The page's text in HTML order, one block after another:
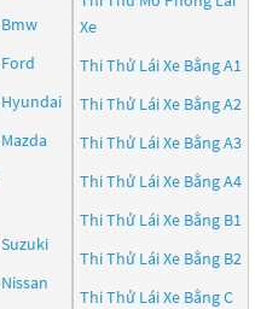
Bmw
Ford
Hyundai
Mazda
Suzuki
Nissan
Xe
Thi Thử Lái Xe Bằng A1
Thi Thử Lái Xe Bằng A2
Thi Thử Lái Xe Bằng A3
Thi Thử Lái Xe Bằng A4
Thi Thử Lái Xe Bằng B1
Thi Thử Lái Xe Bằng B2
Thi Thử Lái Xe Bằng C